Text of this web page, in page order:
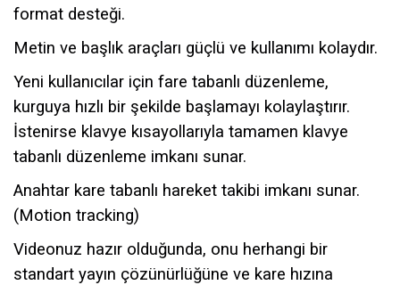
format desteği.
Metin ve başlık araçları güçlü ve kullanımı kolaydır.
Yeni kullanıcılar için fare tabanlı düzenleme,
kurguya hızlı bir şekilde başlamayı kolaylaştırır.
İstenirse klavye kısayollarıyla tamamen klavye
tabanlı düzenleme imkanı sunar.
Anahtar kare tabanlı hareket takibi imkanı sunar.
(Motion tracking)
Videonuz hazır olduğunda, onu herhangi bir
standart yayın çözünürlüğüne ve kare hızına